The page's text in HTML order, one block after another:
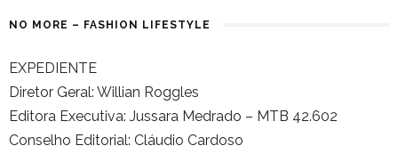
NO MORE – FASHION LIFESTYLE
EXPEDIENTE
Diretor Geral: Willian Roggles
Editora Executiva: Jussara Medrado – MTB 42.602
Conselho Editorial: Cláudio Cardoso